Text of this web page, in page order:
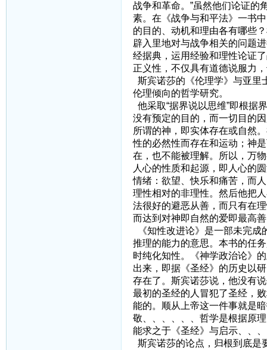
战争和革命。”虽然他们论证的
素。在《战争与和平法》一书
的目的、动机和理由各有哪些
辟入里地对与战争相关的问题
经据典，运用经验和理性论证
正义性，不仅具有道德说服力
斯宾诺莎的《伦理学》与亚里
伦理倾向的哲学研究。
他采取“据界说以思维”即根据
没有预定的目的，而一切目的
所谓的神，即实体存在或自然
性的必然性而存在和运动；神
在，也不能被理解。所以，万
人心的性质和起源，即人心的
情绪：欲望、快乐和痛苦，而
理性相对的非理性。然后他把
法很好的避恶从善，而只有在
而达到对神即自然的爱即最高
《知性改进论》是一部未完成
推理的能力的意思。本书的任
时纯化知性。《神学政治论》
出来，即据《圣经》的历史以
存在了。斯宾诺莎说，他没有
最初的圣经的人冒犯了圣经，
能的。顺从上帝这一件事就是
敬、、、、、、哲学是根据原
能求之于《圣经》与启示、、
斯宾诺莎的论点，归根到底是